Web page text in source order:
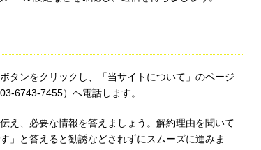
タンをクリックし、「当サイトについて」のページ
6743-7455）へ電話します。
え、必要な情報を答えましょう。解約理由を聞いて
」と答えると勧誘などされずにスムーズに進みま